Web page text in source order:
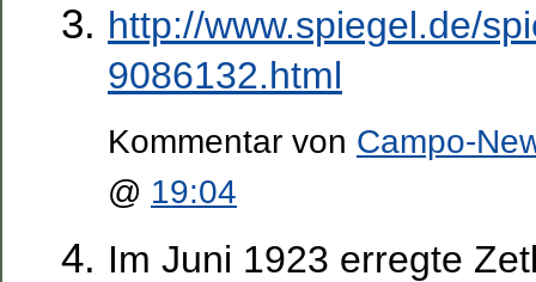
http://www.spiegel.de/
9086132.html
Kommentar von Campo-
@ 19:04
Im Juni 1923 erregte